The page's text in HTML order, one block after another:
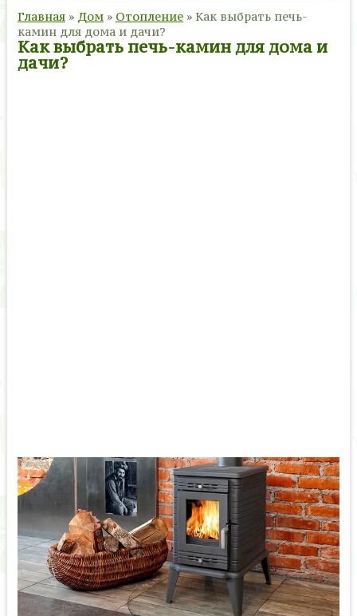
Главная » Дом » Отопление » Как выбрать печь-
камин для дома и дачи?
Как выбрать печь-камин для дома и
дачи?